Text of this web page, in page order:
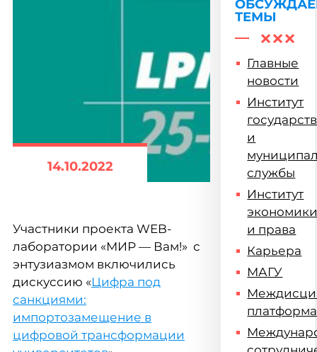
14.10.2022
Участники проекта WEB-
лаборатории «МИР — Вам!» с
энтузиазмом включились
дискуссию «Цифра под
санкциями:
импортозамещение в
цифровой трансформации
ТЕМЫ
Главные
новости
Институт
и
службы
Институт
и права
Карьера
МАГУ
платформа